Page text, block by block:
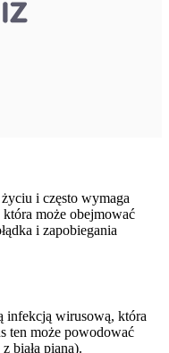
i często wymaga
może obejmować
i zapobiegania
infekcją wirusową, która
ten może powodować
białą pianą).